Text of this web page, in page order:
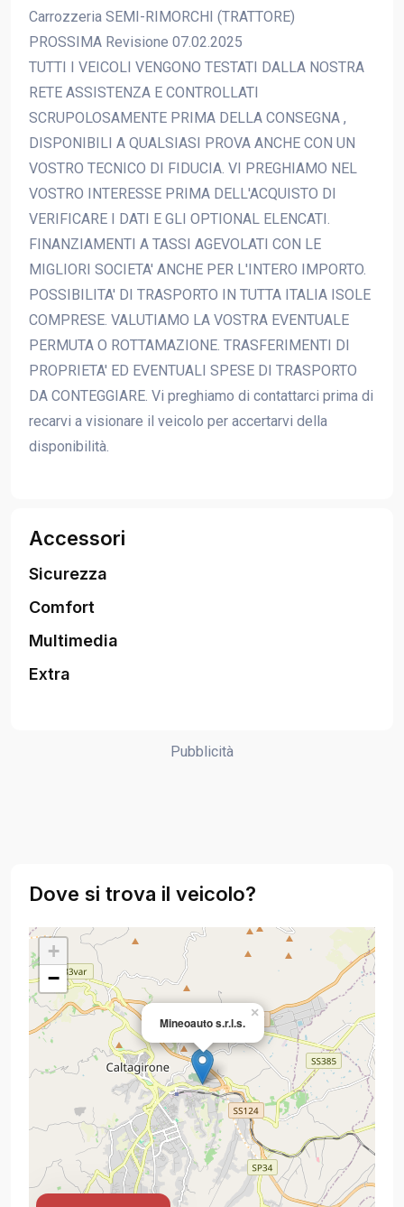
Carrozzeria SEMI-RIMORCHI (TRATTORE)
PROSSIMA Revisione 07.02.2025
TUTTI I VEICOLI VENGONO TESTATI DALLA NOSTRA
RETE ASSISTENZA E CONTROLLATI
SCRUPOLOSAMENTE PRIMA DELLA CONSEGNA ,
DISPONIBILI A QUALSIASI PROVA ANCHE CON UN
VOSTRO TECNICO DI FIDUCIA. VI PREGHIAMO NEL
VOSTRO INTERESSE PRIMA DELL'ACQUISTO DI
VERIFICARE I DATI E GLI OPTIONAL ELENCATI.
FINANZIAMENTI A TASSI AGEVOLATI CON LE
MIGLIORI SOCIETA' ANCHE PER L'INTERO IMPORTO.
POSSIBILITA' DI TRASPORTO IN TUTTA ITALIA ISOLE
COMPRESE. VALUTIAMO LA VOSTRA EVENTUALE
PERMUTA O ROTTAMAZIONE. TRASFERIMENTI DI
PROPRIETA' ED EVENTUALI SPESE DI TRASPORTO
DA CONTEGGIARE. Vi preghiamo di contattarci prima di
recarvi a visionare il veicolo per accertarvi della
disponibilità.
Accessori
Sicurezza
Comfort
Multimedia
Extra
Pubblicità
Dove si trova il veicolo?
Mineoauto s.r.l.s.
×
+
−